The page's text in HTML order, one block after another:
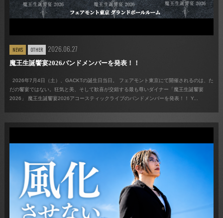
NEWS OTHER 2026.06.27
魔王生誕饗宴2026バンドメンバーを発表！！
2026年7月4日（土）、GACKTの誕生日当日。 フェアモント東京にて開催されるのは、た
だの饗宴ではない。狂気と美、そして歓喜が交錯する最も尊いダイナー「魔王生誕饗宴
2026」 魔王生誕饗宴2026アコースティックライブのバンドメンバーを発表！！ Y...